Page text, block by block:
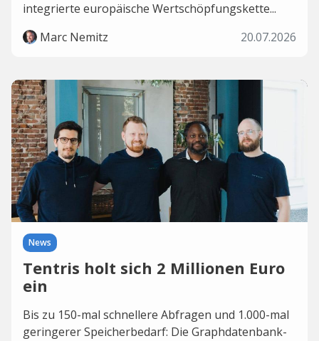
integrierte europäische Wertschöpfungskette...
Marc Nemitz
20.07.2026
News
Tentris holt sich 2 Millionen Euro
ein
Bis zu 150-mal schnellere Abfragen und 1.000-mal
geringerer Speicherbedarf: Die Graphdatenbank-